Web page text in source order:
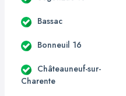
Bassac
Bonneuil 16
Châteauneuf-sur-
Charente